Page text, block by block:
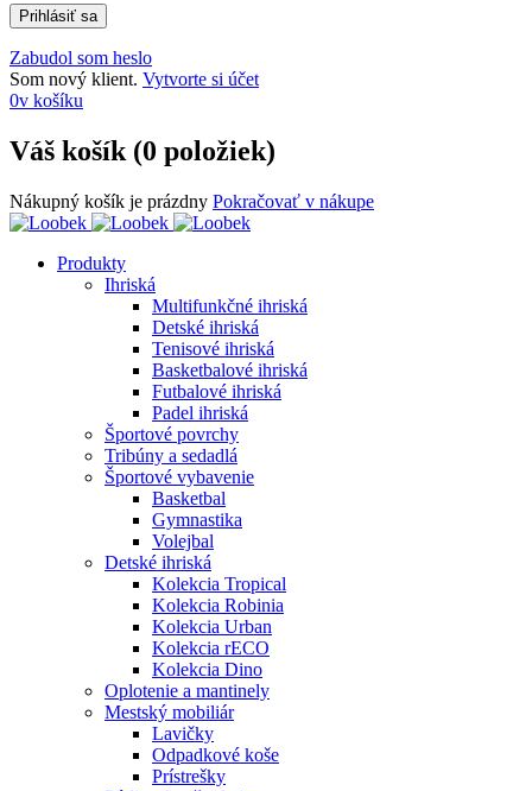
Zabudol som heslo
Som nový klient. Vytvorte si účet
0v košíku
Váš košík (0 položiek)
Nákupný košík je prázdny Pokračovať v nákupe
Produkty
Ihriská
Multifunkčné ihriská
Detské ihriská
Tenisové ihriská
Basketbalové ihriská
Futbalové ihriská
Padel ihriská
Športové povrchy
Tribúny a sedadlá
Športové vybavenie
Basketbal
Gymnastika
Volejbal
Detské ihriská
Kolekcia Tropical
Kolekcia Robinia
Kolekcia Urban
Kolekcia rECO
Kolekcia Dino
Oplotenie a mantinely
Mestský mobiliár
Lavičky
Odpadkové koše
Prístrešky